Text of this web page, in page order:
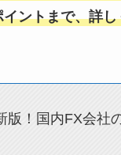
ントまで、詳し
版！国内FX会社